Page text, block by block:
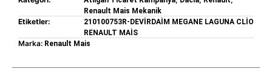
Renault Mais Mekanik
Etiketler:
210100753R-DEVİRDAİM MEGANE LAGUNA CLİO
RENAULT MAİS
Marka: Renault Mais